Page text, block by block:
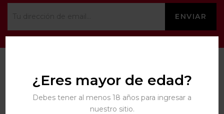
¿Eres mayor de edad?
Debes tener al menos 18 años para ingresar a
nuestro sitio.
— NOSOTROS